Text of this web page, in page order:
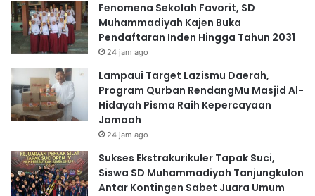
Fenomena Sekolah Favorit, SD
Muhammadiyah Kajen Buka
Pendaftaran Inden Hingga Tahun 2031
24 jam ago
Lampaui Target Lazismu Daerah,
Program Qurban RendangMu Masjid Al-
Hidayah Pisma Raih Kepercayaan
Jamaah
24 jam ago
Sukses Ekstrakurikuler Tapak Suci,
Siswa SD Muhammadiyah Tanjungkulon
Antar Kontingen Sabet Juara Umum